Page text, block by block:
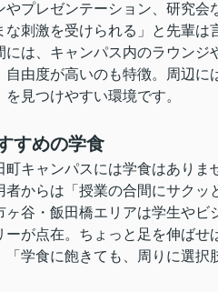
やプレゼンテーション、研究
な刺激を受けられる」と先輩は
には、キャンパス内のラウン
自由度が高いのも特徴。周辺
を見つけやすい環境です。
すめの学食
町キャンパスには学食はありま
者からは 「授業の合間にサク
ヶ谷・飯田橋エリアは学生や
ーが点在。ちょっと足を伸ば
「学食に飽きても、周りに選択